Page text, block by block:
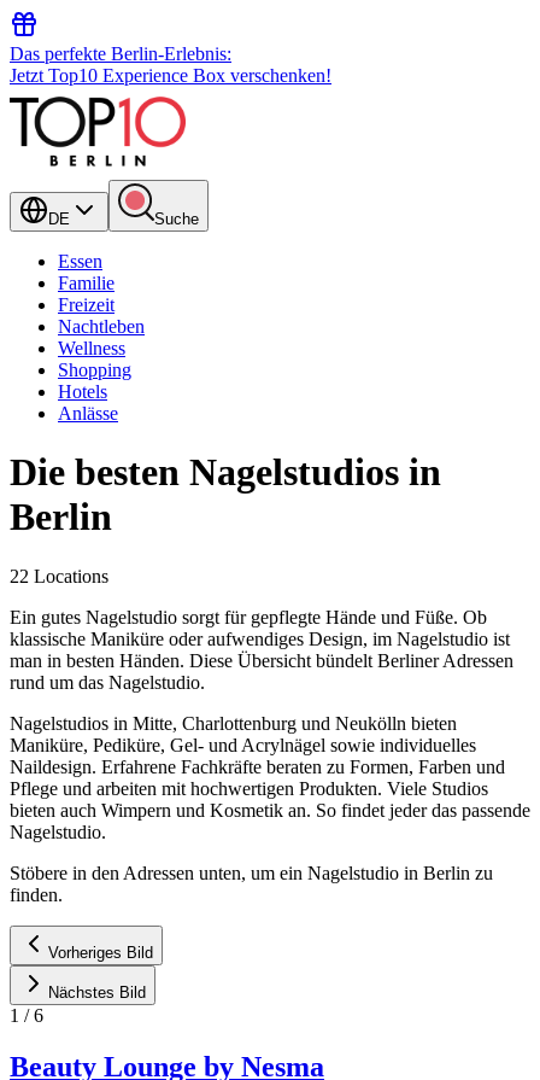
Das perfekte Berlin-Erlebnis:
Jetzt Top10 Experience Box verschenken!
DE Suche
Essen
Familie
Freizeit
Nachtleben
Wellness
Shopping
Hotels
Anlässe
Die besten Nagelstudios in
Berlin
22 Locations
Ein gutes Nagelstudio sorgt für gepflegte Hände und Füße. Ob
klassische Maniküre oder aufwendiges Design, im Nagelstudio ist
man in besten Händen. Diese Übersicht bündelt Berliner Adressen
rund um das Nagelstudio.
Nagelstudios in Mitte, Charlottenburg und Neukölln bieten
Maniküre, Pediküre, Gel- und Acrylnägel sowie individuelles
Naildesign. Erfahrene Fachkräfte beraten zu Formen, Farben und
Pflege und arbeiten mit hochwertigen Produkten. Viele Studios
bieten auch Wimpern und Kosmetik an. So findet jeder das passende
Nagelstudio.
Stöbere in den Adressen unten, um ein Nagelstudio in Berlin zu
finden.
Vorheriges Bild
Nächstes Bild
1 /6
Beauty Lounge by Nesma